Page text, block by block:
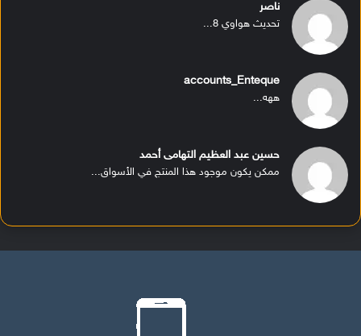
ناصر
تحديث هواوي 8...
accounts_Enteque
ههه...
حسين عبد العظيم التهامى أحمد
ممكن يكون موجود هذا المنتج في الأسواق...